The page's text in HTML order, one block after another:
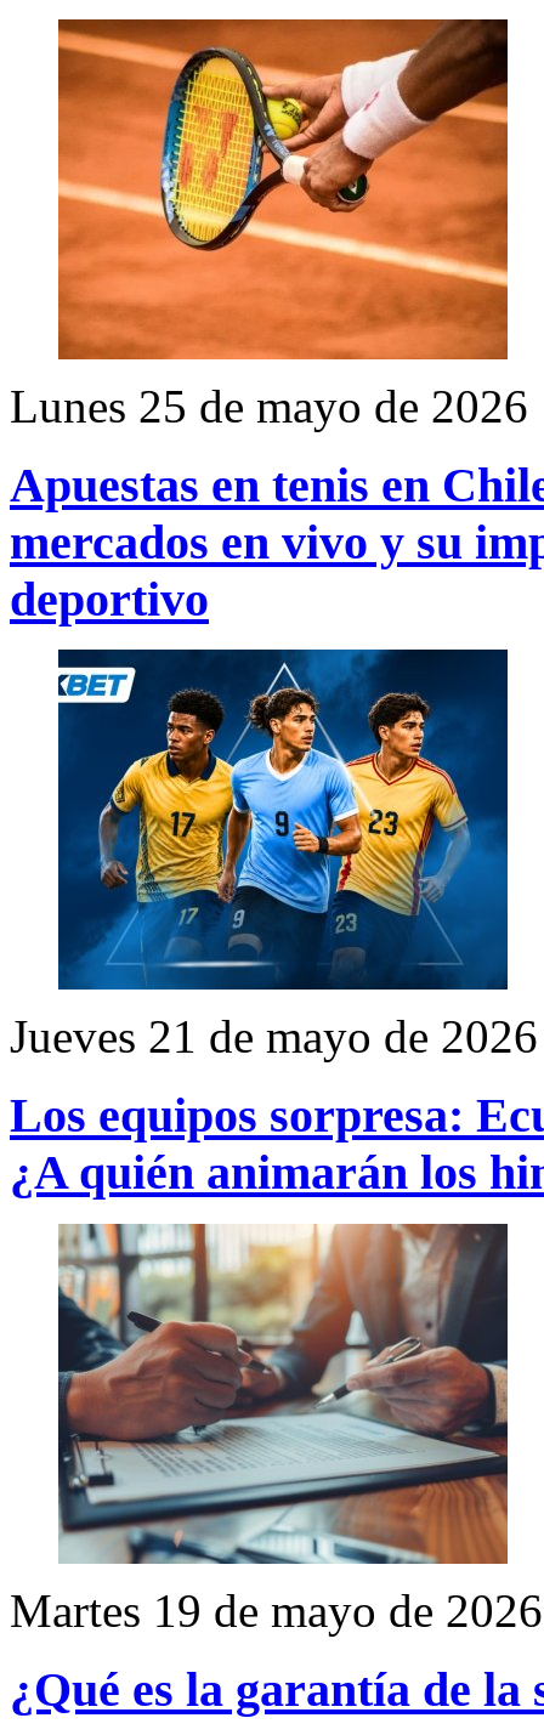
Lunes 25 de mayo de 2026
Apuestas en tenis en
mercados en vivo y su
deportivo
Jueves 21 de mayo de 2026
Los equipos sorpresa:
¿A quién animarán los
Martes 19 de mayo de 2026
¿Qué es la garantía de